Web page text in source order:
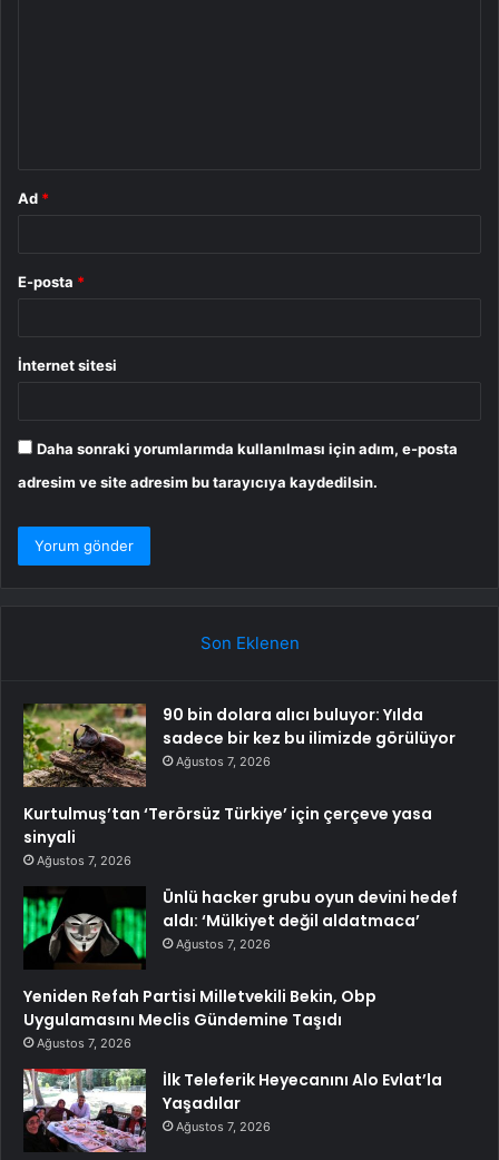
Ad *
E-posta *
İnternet sitesi
Daha sonraki yorumlarımda kullanılması için adım, e-posta
adresim ve site adresim bu tarayıcıya kaydedilsin.
Son Eklenen
90 bin dolara alıcı buluyor: Yılda
sadece bir kez bu ilimizde görülüyor
Ağustos 7, 2026
Kurtulmuş’tan ‘Terörsüz Türkiye’ için çerçeve yasa
sinyali
Ağustos 7, 2026
Ünlü hacker grubu oyun devini hedef
aldı: ‘Mülkiyet değil aldatmaca’
Ağustos 7, 2026
Yeniden Refah Partisi Milletvekili Bekin, Obp
Uygulamasını Meclis Gündemine Taşıdı
Ağustos 7, 2026
İlk Teleferik Heyecanını Alo Evlat’la
Yaşadılar
Ağustos 7, 2026